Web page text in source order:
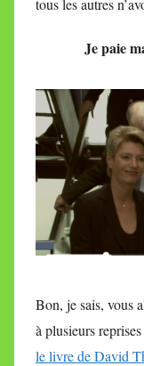
tous les autres
Je paie
Bon, je sais, vous
à plusieurs
le livre de David